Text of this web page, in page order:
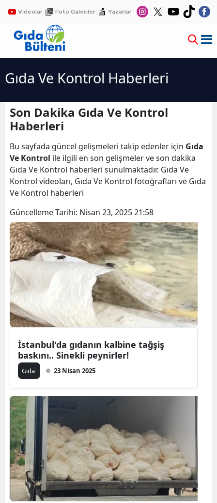
Videolar Foto Galeriler Yazarlar
Gıda Ve Kontrol Haberleri
Son Dakika Gıda Ve Kontrol
Haberleri
Bu sayfada güncel gelişmeleri takip edenler için Gıda
Ve Kontrol ile ilgili en son gelişmeler ve son dakika
Gıda Ve Kontrol haberleri sunulmaktadır. Gıda Ve
Kontrol videoları, Gıda Ve Kontrol fotoğrafları ve Gıda
Ve Kontrol haberleri
Güncelleme Tarihi: Nisan 23, 2025 21:58
İstanbul'da gıdanın kalbine tağşiş
baskını.. Sinekli peynirler!
Gıda 23 Nisan 2025